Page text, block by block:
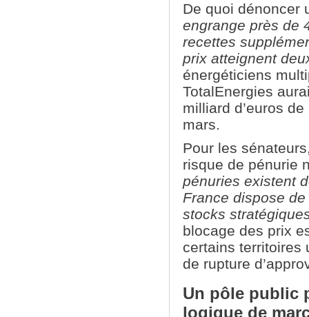
De quoi dénoncer
engrange près de
recettes
prix atteignent
énergéticiens
TotalEnergies
milliard d’euros
mars.
Pour les
risque de pénurie
pénuries existent
France dispose
stocks
blocage des prix
certains territoires
de rupture
Un pôle public
logique de